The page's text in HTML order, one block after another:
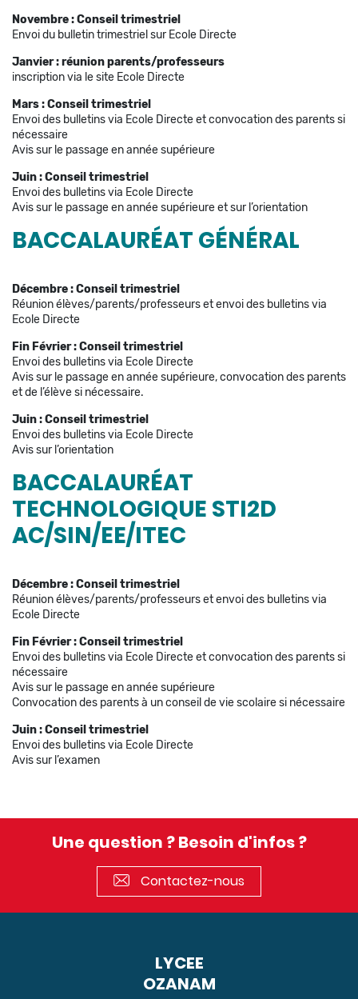
Novembre :Conseil trimestriel
Envoi du bulletin trimestriel sur Ecole Directe
Janvier : réunion parents/professeurs
inscription via le site Ecole Directe
Mars :Conseil trimestriel
Envoi des bulletins via Ecole Directe et convocation des parents si
nécessaire
Avis sur le passage en année supérieure
Juin :Conseil trimestriel
Envoi des bulletins via Ecole Directe
Avis sur le passage en année supérieure et sur l’orientation
BACCALAURÉAT GÉNÉRAL
Décembre : Conseil trimestriel
Réunion élèves/parents/professeurs et envoi des bulletins via
Ecole Directe
Fin Février : Conseil trimestriel
Envoi des bulletins via Ecole Directe
Avis sur le passage en année supérieure, convocation des parents
et de l’élève si nécessaire.
Juin : Conseil trimestriel
Envoi des bulletins via Ecole Directe
Avis sur l’orientation
BACCALAURÉAT
TECHNOLOGIQUE STI2D
AC/SIN/EE/ITEC
Décembre :Conseil trimestriel
Réunion élèves/parents/professeurs et envoi des bulletins via
Ecole Directe
Fin Février : Conseil trimestriel
Envoi des bulletins via Ecole Directe et convocation des parents si
nécessaire
Avis sur le passage en année supérieure
Convocation des parents à un conseil de vie scolaire si nécessaire
Juin :Conseil trimestriel
Envoi des bulletins via Ecole Directe
Avis sur l’examen
Une question ? Besoin d'infos ?
Contactez-nous
LYCEE
OZANAM